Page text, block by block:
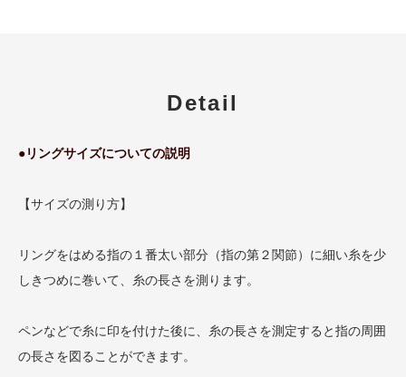
Detail
●リングサイズについての説明
【サイズの測り方】
リングをはめる指の１番太い部分（指の第２関節）に細い糸を少
しきつめに巻いて、糸の長さを測ります。
ペンなどで糸に印を付けた後に、糸の長さを測定すると指の周囲
の長さを図ることができます。